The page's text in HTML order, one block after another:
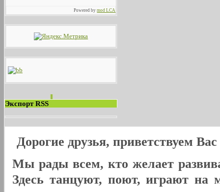
Powered bymod LCA
Экспорт RSS
Дорогие друзья, приветствуем
Мы рады всем, кто желает
Здесь танцуют, поют, играют на